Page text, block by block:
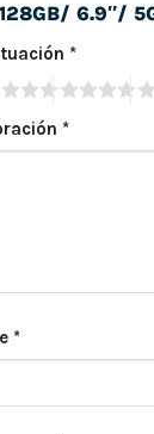
6.9″/
*
*
*